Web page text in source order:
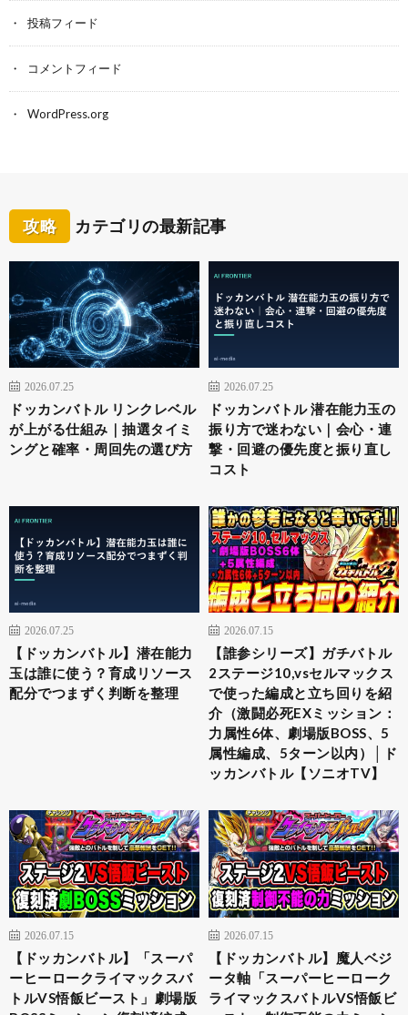
投稿フィード
コメントフィード
WordPress.org
攻略 カテゴリの最新記事
2026.07.25
ドッカンバトル リンクレベル
が上がる仕組み｜抽選タイミ
ングと確率・周回先の選び方
2026.07.25
ドッカンバトル 潜在能力玉の
振り方で迷わない｜会心・連
撃・回避の優先度と振り直し
コスト
2026.07.25
【ドッカンバトル】潜在能力
玉は誰に使う？育成リソース
配分でつまずく判断を整理
2026.07.15
【誰参シリーズ】ガチバトル
2ステージ10,vsセルマックス
で使った編成と立ち回りを紹
介（激闘必死EXミッション：
力属性6体、劇場版BOSS、5
属性編成、5ターン以内）│ド
ッカンバトル【ソニオTV】
2026.07.15
【ドッカンバトル】「スーパ
ーヒーロークライマックスバ
トルVS悟飯ビースト」劇場版
2026.07.15
【ドッカンバトル】魔人ベジ
ータ軸「スーパーヒーローク
ライマックスバトルVS悟飯ビ